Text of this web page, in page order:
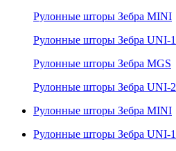
Рулонные шторы Зебра MINI
Рулонные шторы Зебра UNI-1
Рулонные шторы Зебра MGS
Рулонные шторы Зебра UNI-2
Рулонные шторы Зебра MINI
Рулонные шторы Зебра UNI-1